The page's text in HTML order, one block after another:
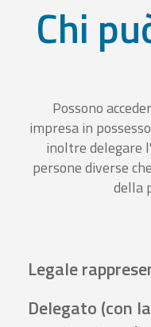
Chi
Possono
impresa in
inoltre delegare
persone diverse
della
Legale
Delegato (con